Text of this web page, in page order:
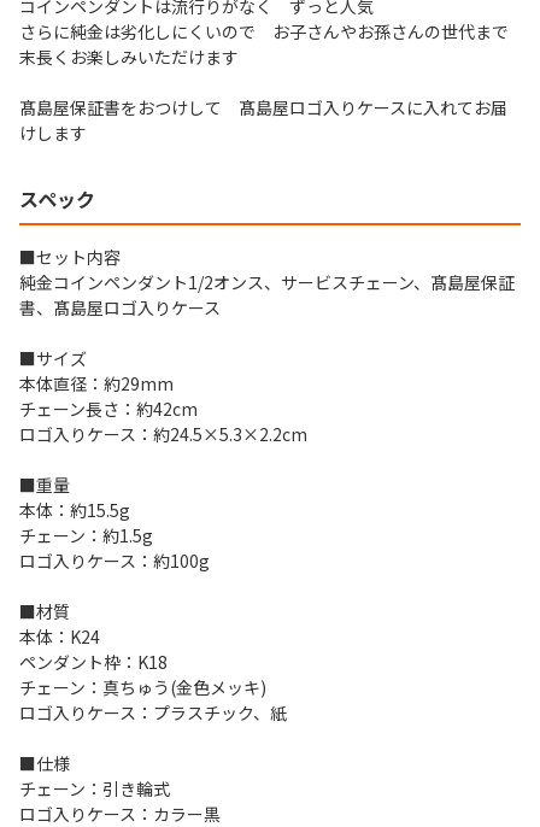
コインペンダントは流行りがなく ずっと人気
さらに純金は劣化しにくいので お子さんやお孫さんの世代まで
末長くお楽しみいただけます
髙島屋保証書をおつけして 髙島屋ロゴ入りケースに入れてお届
けします
スペック
■セット内容
純金コインペンダント1/2オンス、サービスチェーン、髙島屋保証
書、髙島屋ロゴ入りケース
■サイズ
本体直径：約29mm
チェーン長さ：約42cm
ロゴ入りケース：約24.5×5.3×2.2cm
■重量
本体：約15.5g
チェーン：約1.5g
ロゴ入りケース：約100g
■材質
本体：K24
ペンダント枠：K18
チェーン：真ちゅう(金色メッキ)
ロゴ入りケース：プラスチック、紙
■仕様
チェーン：引き輪式
ロゴ入りケース：カラー黒